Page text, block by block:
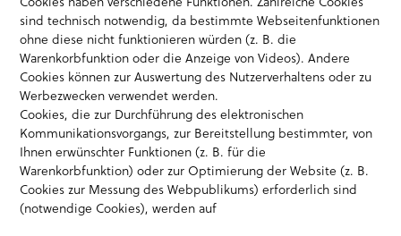
sind technisch notwendig, da bestimmte Webseitenfunktionen
ohne diese nicht funktionieren würden (z. B. die
Warenkorbfunktion oder die Anzeige von Videos). Andere
Cookies können zur Auswertung des Nutzerverhaltens oder zu
Werbezwecken verwendet werden.
Cookies, die zur Durchführung des elektronischen
Kommunikationsvorgangs, zur Bereitstellung bestimmter, von
Ihnen erwünschter Funktionen (z. B. für die
Warenkorbfunktion) oder zur Optimierung der Website (z. B.
Cookies zur Messung des Webpublikums) erforderlich sind
(notwendige Cookies), werden auf